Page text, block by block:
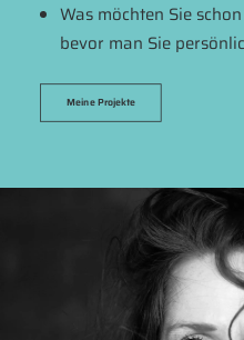
Was möchten Sie
bevor man Sie
Meine Projekte